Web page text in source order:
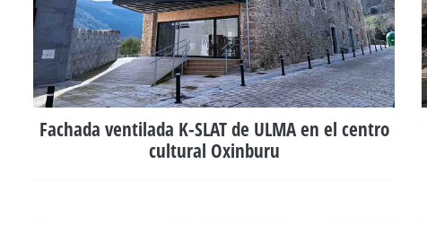
Fachada ventilada K-SLAT de ULMA en el centro
cultural Oxinburu